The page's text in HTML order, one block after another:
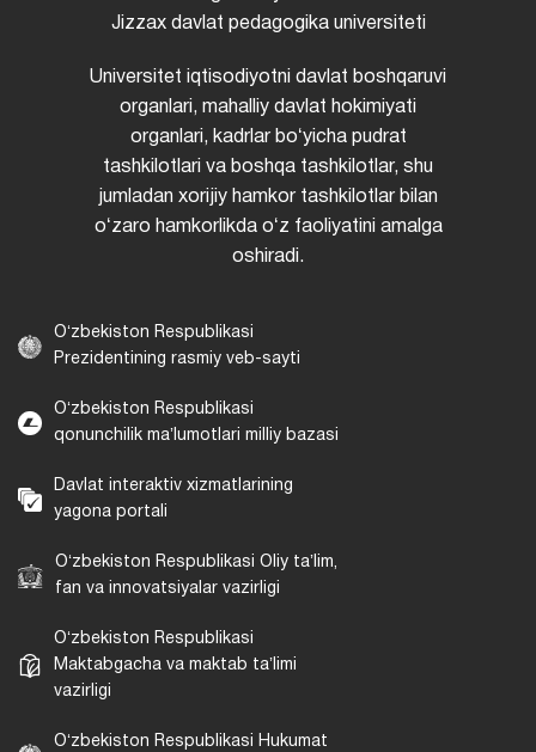
Jizzax davlat pedagogika universiteti
Universitet iqtisodiyotni davlat boshqaruvi
organlari, mahalliy davlat hokimiyati
organlari, kadrlar boʻyicha pudrat
tashkilotlari va boshqa tashkilotlar, shu
jumladan xorijiy hamkor tashkilotlar bilan
oʻzaro hamkorlikda oʻz faoliyatini amalga
oshiradi.
Oʻzbekiston Respublikasi
Prezidentining rasmiy veb-sayti
Oʻzbekiston Respublikasi
qonunchilik maʼlumotlari milliy bazasi
Davlat interaktiv xizmatlarining
yagona portali
Oʻzbekiston Respublikasi Oliy taʼlim,
fan va innovatsiyalar vazirligi
Oʻzbekiston Respublikasi
Maktabgacha va maktab taʼlimi
vazirligi
Oʻzbekiston Respublikasi Hukumat